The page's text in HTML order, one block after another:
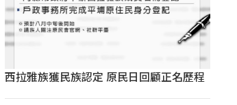
西拉雅族獲民族認定 原民日回顧正名歷程